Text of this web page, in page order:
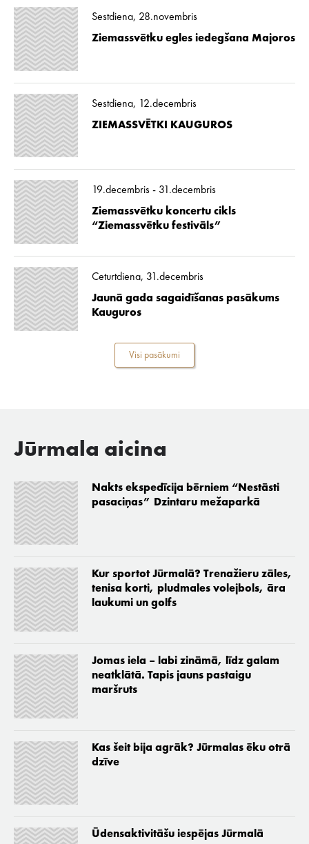
Sestdiena, 28.novembris
Ziemassvētku egles iedegšana Majoros
Sestdiena, 12.decembris
ZIEMASSVĒTKI KAUGUROS
19.decembris - 31.decembris
Ziemassvētku koncertu cikls
“Ziemassvētku festivāls”
Ceturtdiena, 31.decembris
Jaunā gada sagaidīšanas pasākums
Kauguros
Visi pasākumi
Jūrmala aicina
Nakts ekspedīcija bērniem “Nestāsti
pasaciņas” Dzintaru mežaparkā
Kur sportot Jūrmalā? Trenažieru zāles,
tenisa korti, pludmales volejbols, āra
laukumi un golfs
Jomas iela – labi zināmā, līdz galam
neatklātā. Tapis jauns pastaigu
maršruts
Kas šeit bija agrāk? Jūrmalas ēku otrā
dzīve
Ūdensaktivitāšu iespējas Jūrmalā